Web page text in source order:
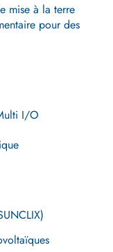
mise à la terre
pour des
I/O